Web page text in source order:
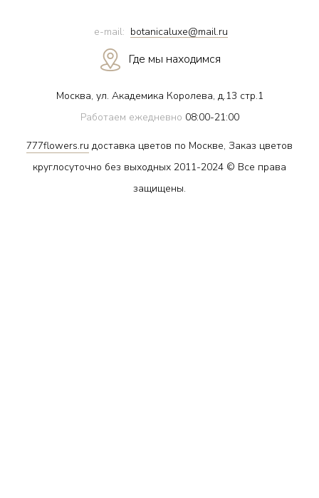
e-mail: botanicaluxe@mail.ru
Где мы находимся
Москва, ул. Академика Королева, д.13 стр.1
Работаем ежедневно 08:00-21:00
777flowers.ru доставка цветов по Москве, Заказ цветов
круглосуточно без выходных 2011-2024 © Все права
защищены.